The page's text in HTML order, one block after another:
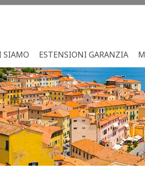
SIAMO ESTENSIONI GARANZIA